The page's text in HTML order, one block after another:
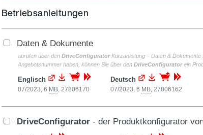
Betriebsanleitungen
Daten & Dokumente
abrufen über den DriveConfiguratorKurzanleitung – Daten & Dokumente
Angebotsnummer haben, können Sie über den DriveConfiguratorein
Englisch
07/2023, 6 MB, 27806170
Deutsch
07/2023, 6 MB, 27806162
DriveConfigurator- der Produktkonfigurator